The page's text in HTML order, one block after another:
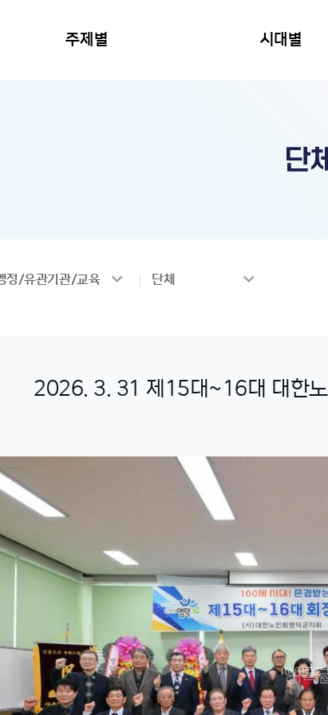
주제별 시대별
단체
정/유관기관/교육 단체
2026. 3. 31 제15대~16대 대한노